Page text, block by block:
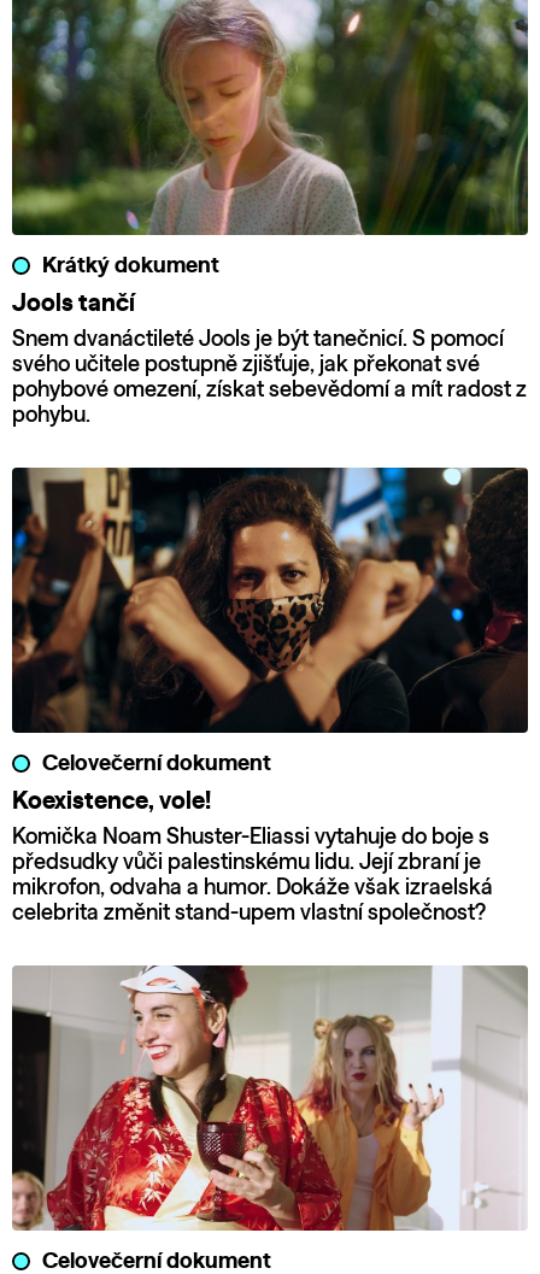
Krátký dokument
Jools tančí
Snem dvanáctileté Jools je být tanečnicí. S pomocí
svého učitele postupně zjišťuje, jak překonat své
pohybové omezení, získat sebevědomí a mít radost z
pohybu.
Celovečerní dokument
Koexistence, vole!
Komička Noam Shuster-Eliassi vytahuje do boje s
předsudky vůči palestinskému lidu. Její zbraní je
mikrofon, odvaha a humor. Dokáže však izraelská
celebrita změnit stand-upem vlastní společnost?
Celovečerní dokument